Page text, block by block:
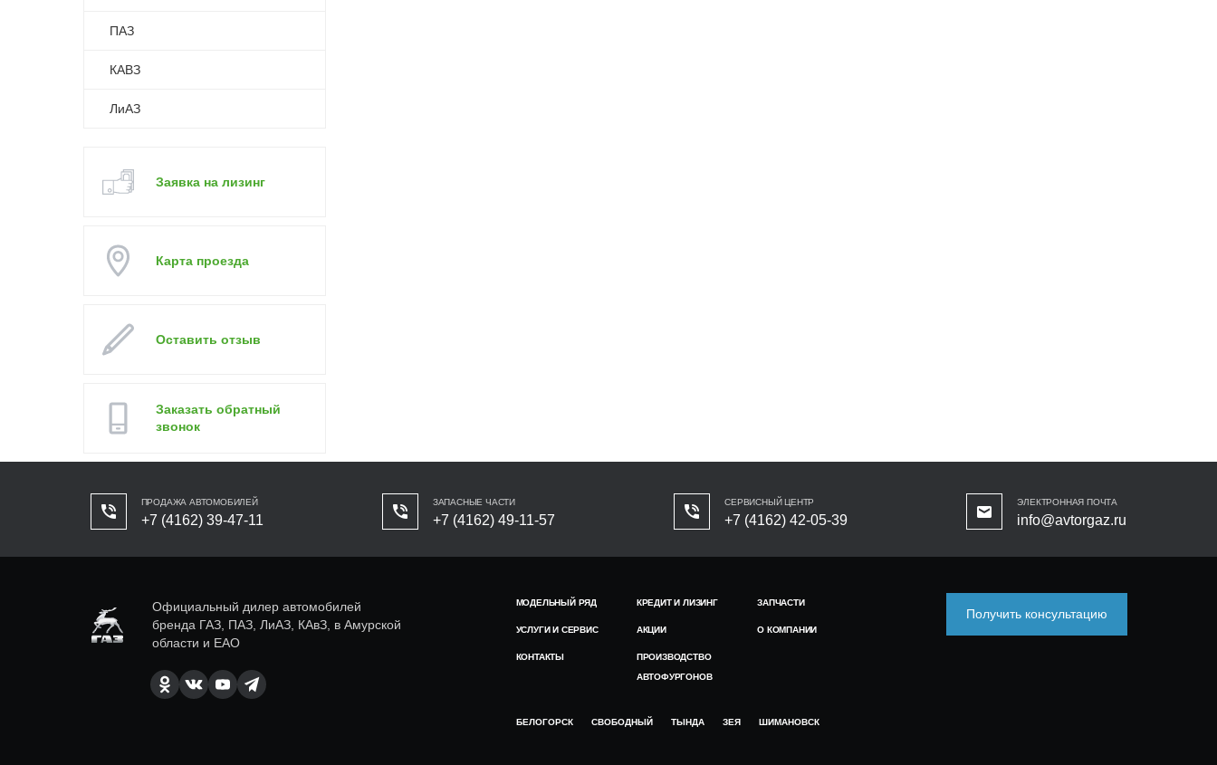
ПАЗ
КАВЗ
ЛиАЗ
Заявка на лизинг
Карта проезда
Оставить отзыв
Заказать обратный
звонок
ПРОДАЖА АВТОМОБИЛЕЙ
+7 (4162) 39-47-11
ЗАПАСНЫЕ ЧАСТИ
+7 (4162) 49-11-57
СЕРВИСНЫЙ ЦЕНТР
+7 (4162) 42-05-39
ЭЛЕКТРОННАЯ ПОЧТА
info@avtorgaz.ru
Официальный дилер автомобилей
бренда ГАЗ, ПАЗ, ЛиАЗ, КАвЗ, в Амурской
области и ЕАО
МОДЕЛЬНЫЙ РЯД КРЕДИТ И ЛИЗИНГ ЗАПЧАСТИ
УСЛУГИ И СЕРВИС АКЦИИ О КОМПАНИИ
КОНТАКТЫ
ПРОИЗВОДСТВО
АВТОФУРГОНОВ
БЕЛОГОРСК СВОБОДНЫЙ ТЫНДА ЗЕЯ ШИМАНОВСК
Получить консультацию